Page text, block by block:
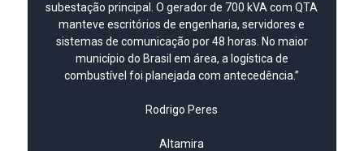
subestação principal. O gerador de 700 kVA com QTA
manteve escritórios de engenharia, servidores e
sistemas de comunicação por 48 horas. No maior
município do Brasil em área, a logística de
combustível foi planejada com antecedência.”
Rodrigo Peres
Altamira